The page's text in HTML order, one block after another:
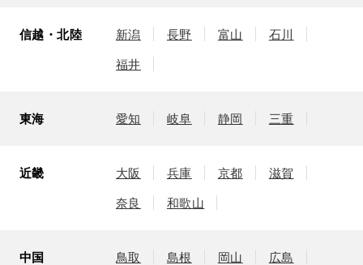
信越・北陸 新潟 長野 富山 石川
福井
東海 愛知 岐阜 静岡 三重
近畿 大阪 兵庫 京都 滋賀
奈良 和歌山
中国 鳥取 島根 岡山 広島